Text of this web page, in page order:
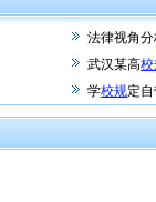
法律视角
武汉某高
学校规定